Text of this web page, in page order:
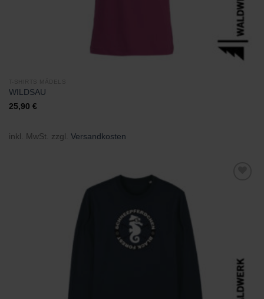
T-SHIRTS MÄDELS
WILDSAU
25,90 €
inkl. MwSt. zzgl. Versandkosten